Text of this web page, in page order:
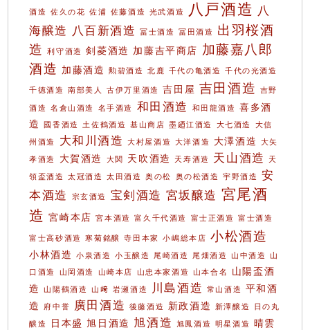
酒造 佐久の花 佐浦 佐藤酒造 光武酒造 八戸酒造 八
海醸造 八百新酒造 冨士酒造 冨田酒造
出羽桜酒
造
利守酒造 剣菱酒造 加藤吉平商店 加藤嘉八郎
酒造 加藤酒造 勲碧酒造 北鹿 千代の亀酒造 千代の光酒造
千徳酒造 南部美人 古伊万里酒造 吉田屋 吉田酒造 吉野
酒造 名倉山酒造 名手酒造 和田酒造 和田龍酒造
喜多酒
造
國香酒造 土佐鶴酒造 基山商店 墨廼江酒造 大七酒造 大信
州酒造 大和川酒造 大村屋酒造 大洋酒造 大澤酒造 大矢
孝酒造 大賀酒造 大関 天吹酒造 天寿酒造 天山酒造 天
領盃酒造 太冠酒造 太田酒造 奥の松 奥の松酒造 宇野酒造
安
本酒造
宗玄酒造 宝剣酒造 宮坂醸造 宮尾酒
造 宮崎本店 宮本酒造 富久千代酒造 富士正酒造 富士酒造
富士高砂酒造 寒菊銘醸 寺田本家 小嶋総本店 小松酒造
小林酒造 小泉酒造 小玉醸造 尾崎酒造 尾畑酒造 山中酒造 山
口酒造 山岡酒造 山崎本店 山忠本家酒造 山本合名
山陽盃酒
造
山陽鶴酒造 山﨑 岩瀬酒造 川島酒造 常山酒造
平和酒
造
府中誉 廣田酒造 後藤酒造 新政酒造 新澤醸造 日の丸
醸造 日本盛 旭日酒造 旭酒造 旭鳳酒造 明星酒造 晴雲